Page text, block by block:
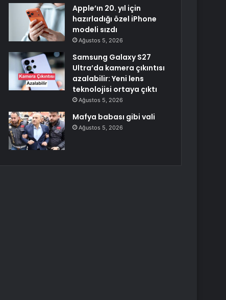
Apple’ın 20. yıl için
hazırladığı özel iPhone
modeli sızdı
Ağustos 5, 2026
Samsung Galaxy S27
Ultra’da kamera çıkıntısı
azalabilir: Yeni lens
teknolojisi ortaya çıktı
Ağustos 5, 2026
Mafya babası gibi vali
Ağustos 5, 2026